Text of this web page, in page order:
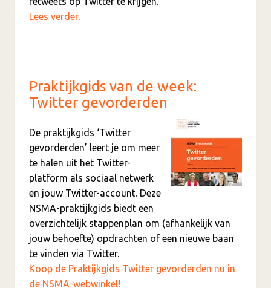
Lees verder.
Praktijkgids van de week:
Twitter gevorderden
De praktijkgids ‘Twitter
gevorderden’ leert je om meer
te halen uit het Twitter-
platform als sociaal netwerk
en jouw Twitter-account. Deze
NSMA-praktijkgids biedt een
overzichtelijk stappenplan om (afhankelijk van
jouw behoefte) opdrachten of een nieuwe baan
te vinden via Twitter.
Koop de Praktijkgids Twitter gevorderden nu in
de NSMA-webwinkel!